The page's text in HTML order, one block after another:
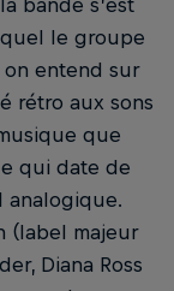
bande s’est
le groupe
on entend sur
rétro aux sons
que
qui date de
analogique.
(label majeur
Diana Ross